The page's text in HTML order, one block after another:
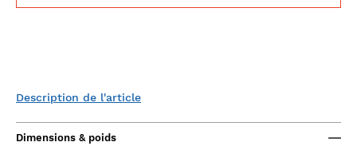
Description de l'article
Dimensions & poids